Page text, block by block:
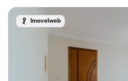
Imovelweb